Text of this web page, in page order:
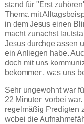
stand für "Erst
Thema mit
in dem Jesus einen
macht zunächst
Jesus durchgelassen
ein Anliegen habe.
doch mit uns
bekommen, was uns
Sehr ungewohnt war
22 Minuten vorbei
regelmäßig Predigten
wobei die